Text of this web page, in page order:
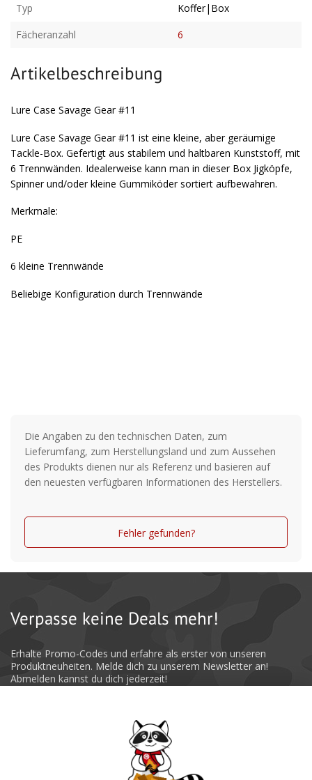
Typ
Koffer|Box
Fächeranzahl
6
Artikelbeschreibung
Lure Case Savage Gear #11
Lure Case Savage Gear #11 ist eine kleine, aber geräumige
Tackle-Box. Gefertigt aus stabilem und haltbaren Kunststoff, mit
6 Trennwänden. Idealerweise kann man in dieser Box Jigköpfe,
Spinner und/oder kleine Gummiköder sortiert aufbewahren.
Merkmale:
PE
6 kleine Trennwände
Beliebige Konfiguration durch Trennwände
Die Angaben zu den technischen Daten, zum
Lieferumfang, zum Herstellungsland und zum Aussehen
des Produkts dienen nur als Referenz und basieren auf
den neuesten verfügbaren Informationen des Herstellers.
Fehler gefunden?
Verpasse keine Deals mehr!
Erhalte Promo-Codes und erfahre als erster von unseren
Produktneuheiten. Melde dich zu unserem Newsletter an!
Abmelden kannst du dich jederzeit!
Absenden